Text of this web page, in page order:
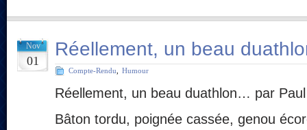
Nov
01
Réellement, un beau
Compte-Rendu Humour
Réellement, un beau duathlon… par
Bâton tordu, poignée cassée, genou